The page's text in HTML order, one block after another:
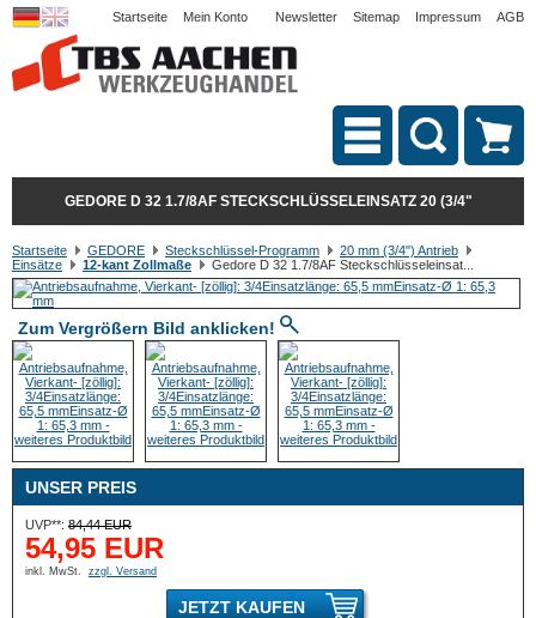
Startseite Mein Konto Newsletter Sitemap Impressum AGB
GEDORE D 32 1.7/8AF STECKSCHLÜSSELEINSATZ 20 (3/4"
Startseite GEDORE Steckschlüssel-Programm
20 mm (3/4") Antrieb
Einsätze
12-kant Zollmaße Gedore D 32 1.7/8AF Steckschlüsseleinsat...
Zum Vergrößern Bild anklicken!
UNSER PREIS
UVP**: 84,44 EUR
54,95 EUR
inkl. MwSt. zzgl. Versand
JETZT KAUFEN